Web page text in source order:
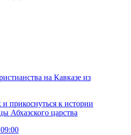
на Кавказе из
прикоснуться к истории
Абхазского царства